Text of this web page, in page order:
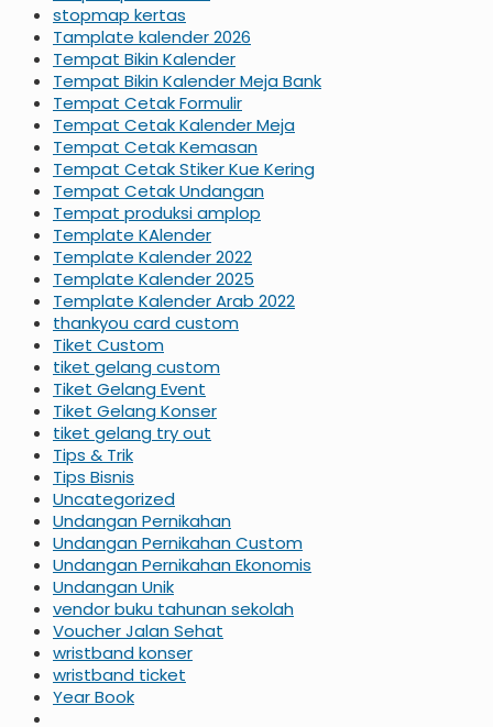
stopmap kertas
Tamplate kalender 2026
Tempat Bikin Kalender
Tempat Bikin Kalender Meja Bank
Tempat Cetak Formulir
Tempat Cetak Kalender Meja
Tempat Cetak Kemasan
Tempat Cetak Stiker Kue Kering
Tempat Cetak Undangan
Tempat produksi amplop
Template KAlender
Template Kalender 2022
Template Kalender 2025
Template Kalender Arab 2022
thankyou card custom
Tiket Custom
tiket gelang custom
Tiket Gelang Event
Tiket Gelang Konser
tiket gelang try out
Tips & Trik
Tips Bisnis
Uncategorized
Undangan Pernikahan
Undangan Pernikahan Custom
Undangan Pernikahan Ekonomis
Undangan Unik
vendor buku tahunan sekolah
Voucher Jalan Sehat
wristband konser
wristband ticket
Year Book